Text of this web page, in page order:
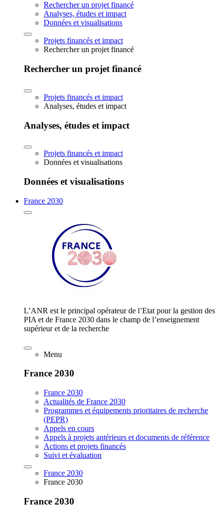
Rechercher un projet financé
Analyses, études et impact
Données et visualisations
Projets financés et impact
Rechercher un projet financé
Rechercher un projet financé
Projets financés et impact
Analyses, études et impact
Analyses, études et impact
Projets financés et impact
Données et visualisations
Données et visualisations
France 2030
L’ANR est le principal opérateur de l’Etat pour la gestion des
PIA et de France 2030 dans le champ de l’enseignement
supérieur et de la recherche
Menu
France 2030
France 2030
Actualités de France 2030
Programmes et équipements prioritaires de recherche
(PEPR)
Appels en cours
Appels à projets antérieurs et documents de référence
Actions et projets financés
Suivi et évaluation
France 2030
France 2030
France 2030